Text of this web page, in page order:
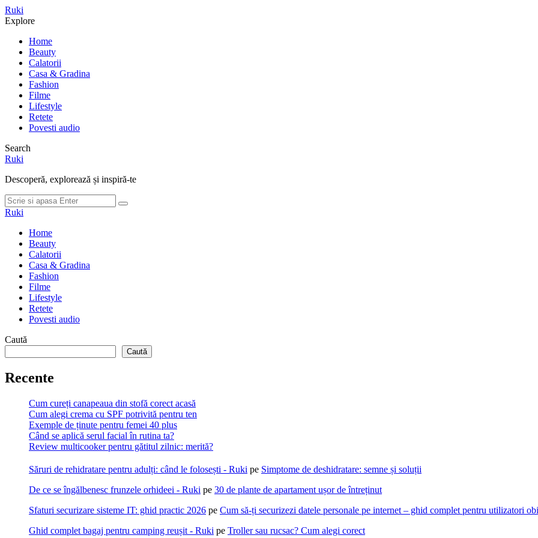
Meniu
Ruki
Cauta
Explore
Home
Beauty
Calatorii
Casa & Gradina
Fashion
Filme
Lifestyle
Retete
Povesti audio
Search
Ruki
Descoperă, explorează și inspiră-te
Cauta
dupa:
Cauta
Ruki
Home
Beauty
Calatorii
Casa & Gradina
Fashion
Filme
Lifestyle
Retete
Povesti audio
Caută
Caută
Recente
Cum cureți canapeaua din stofă corect acasă
Cum alegi crema cu SPF potrivită pentru ten
Exemple de ținute pentru femei 40 plus
Când se aplică serul facial în rutina ta?
Review multicooker pentru gătitul zilnic: merită?
Săruri de rehidratare pentru adulți: când le folosești - Ruki pe Simptome de deshidratare: semne și soluții
De ce se îngălbenesc frunzele orhideei - Ruki pe 30 de plante de apartament ușor de întreținut
Sfaturi securizare sisteme IT: ghid practic 2026 pe Cum să-ți securizezi datele personale pe internet – ghid complet pentru utilizatori
Ghid complet bagaj pentru camping reușit - Ruki pe Troller sau rucsac? Cum alegi corect